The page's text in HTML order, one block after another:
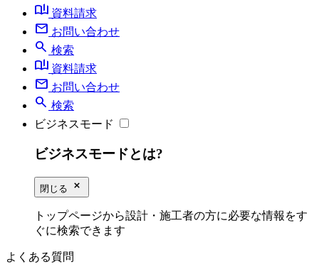
book_ribbon 資料請求
mail お問い合わせ
search 検索
book_ribbon 資料請求
mail お問い合わせ
search 検索
ビジネスモード
ビジネスモードとは?
閉じる close_small
トップページから設計・施工者の方に必要な情報をす
ぐに検索できます
よくある質問